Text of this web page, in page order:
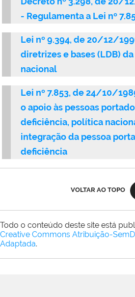
- Regulamenta a Lei nº
Lei nº 9.394, de 20/12/
diretrizes e bases (LDB)
nacional
Lei nº 7.853, de 24/10/
o apoio às pessoas
deficiência, política
integração da pessoa
deficiência
VOLTAR AO TOPO
Todo o conteúdo deste site está
Creative Commons Atribuição-
Adaptada.